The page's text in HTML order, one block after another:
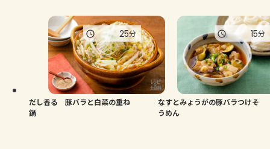
だし香る 豚バラと白菜の重ね
鍋
25分
なすとみょうがの豚バラつけそ
うめん
15分